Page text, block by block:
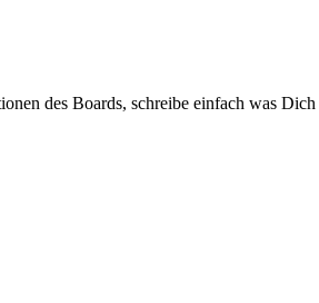
des Boards, schreibe einfach was Dich